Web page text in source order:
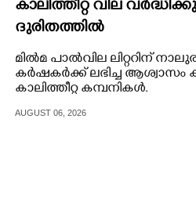
കാലിത്തീറ്റ വില
ദുരിതത്തിൽ
മിൽമ പാൽവില ലിറ്ററിന്
കർഷകർക്ക്‌ ലഭിച്ച
കാലിത്തീറ്റ കമ്പനികൾ.
AUGUST 06, 2026